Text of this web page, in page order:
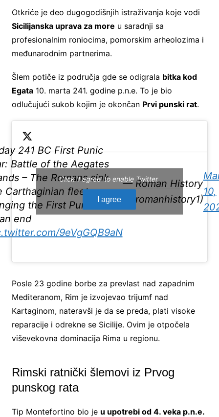
Otkriće je deo dugogodišnjih istraživanja koje vodi
Sicilijanska uprava za more u saradnji sa
profesionalnim roniocima, pomorskim arheolozima i
međunarodnim partnerima.
Šlem potiče iz područja gde se odigrala bitka kod
Egata10. marta 241. godine p.n.e. To je bio
odlučujući sukob kojim je okončan Prvi punski rat.
241 BC First Punic
Battle of the Aegates
– The Romans sink
Carthaginian fleet
the First Punic War
end
9eVgGQB9aN
— Roman History
(@romanhistory1)
10,
Click 'I agree' to enable Twitter
I agree
Posle 23 godine borbe za prevlast nad zapadnim
Mediteranom, Rim je izvojevao trijumf nad
Kartaginom, nateravši je da se preda, plati visoke
reparacije i odrekne se Sicilije. Ovim je otpočela
viševekovna dominacija Rima u regionu.
Rimski ratnički šlemovi iz Prvog
punskog rata
Tip Montefortino bio je u upotrebi od 4. veka p.n.e.